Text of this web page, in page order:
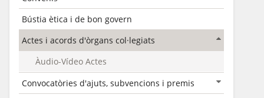
Bústia ètica i de bon govern
Actes i acords d'òrgans col·legiats
Àudio-Vídeo Actes
Convocatòries d'ajuts, subvencions i premis